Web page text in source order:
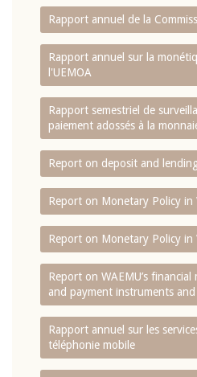
Rapport annuel de la
Rapport annuel sur la
l'UEMOA
Rapport semestriel de
paiement adossés à la
Report on deposit and
Report on Monetary Policy in
Report on Monetary Policy in
Report on WAEMU’s
and payment instruments and
Rapport annuel sur les
téléphonie mobile